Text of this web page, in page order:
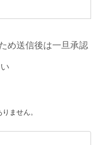
め送信後は一旦承認
ません。